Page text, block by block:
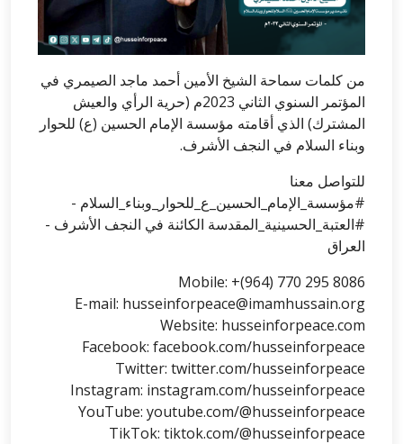
من كلمات سماحة الشيخ الأمين أحمد ماجد الصيمري في
المؤتمر السنوي الثاني 2023م (حرية الرأي والعيش
المشترك) الذي أقامته مؤسسة الإمام الحسين (ع) للحوار
وبناء السلام في النجف الأشرف.
للتواصل معنا
#مؤسسة_الإمام_الحسين_ع_للحوار_وبناء_السلام -
#العتبة_الحسينية_المقدسة الكائنة في النجف الأشرف -
العراق
Mobile: +(964) 770 295 8086
E-mail: husseinforpeace@imamhussain.org
Website: husseinforpeace.com
Facebook: facebook.com/husseinforpeace
Twitter: twitter.com/husseinforpeace
Instagram: instagram.com/husseinforpeace
YouTube: youtube.com/@husseinforpeace
TikTok: tiktok.com/@husseinforpeace